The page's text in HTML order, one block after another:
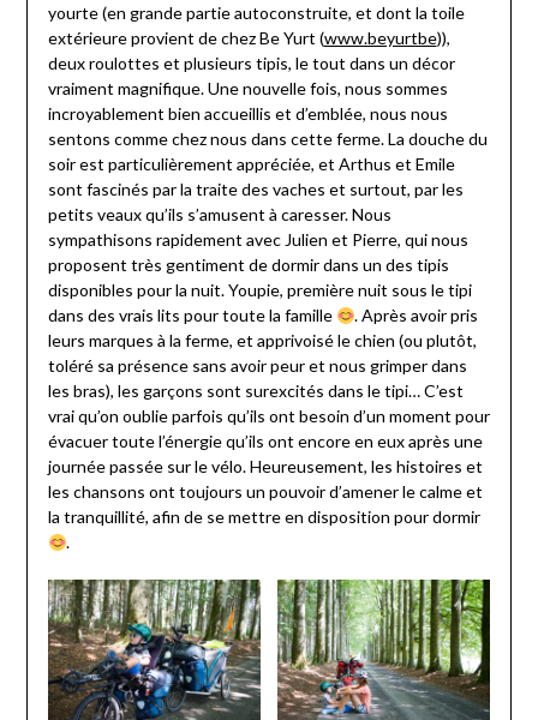
yourte (en grande partie autoconstruite, et dont la toile
extérieure provient de chez Be Yurt (www.beyurtbe)),
deux roulottes et plusieurs tipis, le tout dans un décor
vraiment magnifique. Une nouvelle fois, nous sommes
incroyablement bien accueillis et d’emblée, nous nous
sentons comme chez nous dans cette ferme. La douche du
soir est particulièrement appréciée, et Arthus et Emile
sont fascinés par la traite des vaches et surtout, par les
petits veaux qu’ils s’amusent à caresser. Nous
sympathisons rapidement avec Julien et Pierre, qui nous
proposent très gentiment de dormir dans un des tipis
disponibles pour la nuit. Youpie, première nuit sous le tipi
dans des vrais lits pour toute la famille
. Après avoir pris
leurs marques à la ferme, et apprivoisé le chien (ou plutôt,
toléré sa présence sans avoir peur et nous grimper dans
les bras), les garçons sont surexcités dans le tipi… C’est
vrai qu’on oublie parfois qu’ils ont besoin d’un moment pour
évacuer toute l’énergie qu’ils ont encore en eux après une
journée passée sur le vélo. Heureusement, les histoires et
les chansons ont toujours un pouvoir d’amener le calme et
la tranquillité, afin de se mettre en disposition pour dormir
.